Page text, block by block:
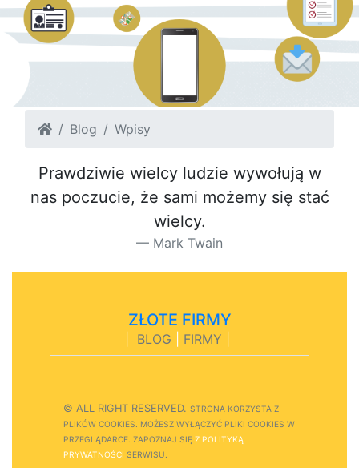
Blog Wpisy
Prawdziwie wielcy ludzie wywołują w
nas poczucie, że sami możemy się stać
wielcy.
Mark Twain
ZŁOTE FIRMY
BLOG FIRMY
© ALL RIGHT RESERVED. STRONA KORZYSTA Z
PLIKÓW COOKIES. MOŻESZ WYŁ ĄCZYĆ PL IKI COOKIES W
PRZEGLĄDARCE. ZAPOZNAJ SIĘ Z POLITYKĄ
PRYWATNOŚCI SERWISU.